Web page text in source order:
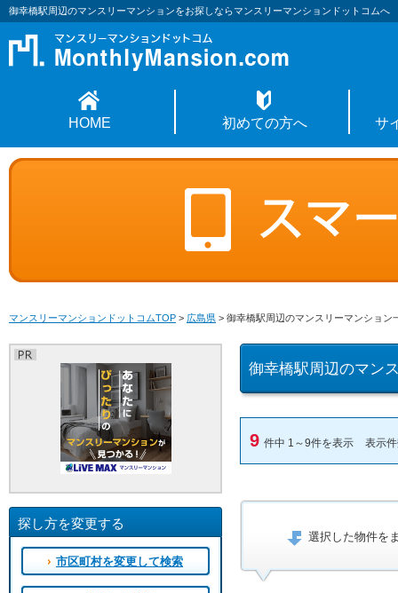
御幸橋駅周辺のマンスリーマンションをお探しならマンスリーマンションドットコムへ
HOME 初めての方へ サ
マンスリーマンションドットコムTOP > 広島県 > 御幸橋駅周辺のマンスリーマンション
御幸橋駅周辺のマン
9 件中 1～9件を表示 表示
選択した物件を
探し方を変更する
市区町村を変更して検索